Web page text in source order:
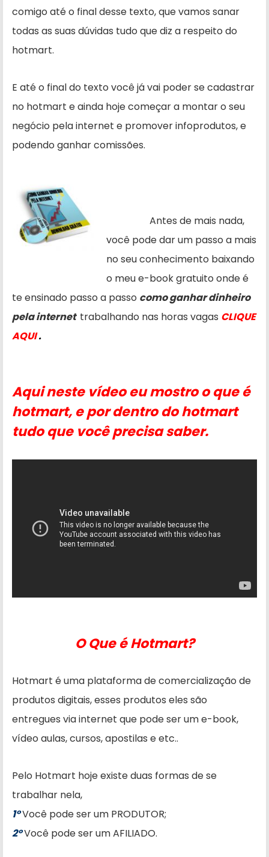
comigo até o final desse texto, que vamos sanar
todas as suas dúvidas tudo que diz a respeito do
hotmart.
E até o final do texto você já vai poder se cadastrar
no hotmart e ainda hoje começar a montar o seu
negócio pela internet e promover infoprodutos, e
podendo ganhar comissões.
Antes de mais nada,
você pode dar um passo a mais
no seu conhecimento baixando
o meu e-book gratuito onde é
te ensinado passo a passo como ganhar dinheiro
pela internet trabalhando nas horas vagas CLIQUE
AQUI.
Aqui neste vídeo eu mostro o que é
hotmart, e por dentro do hotmart
tudo que você precisa saber.
O Que é Hotmart?
Hotmart é uma plataforma de comercialização de
produtos digitais, esses produtos eles são
entregues via internet que pode ser um e-book,
vídeo aulas, cursos, apostilas e etc..
Pelo Hotmart hoje existe duas formas de se
trabalhar nela,
1°Você pode ser um PRODUTOR;
2°Você pode ser um AFILIADO.